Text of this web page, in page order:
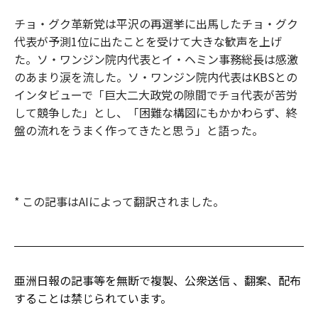
チョ・グク革新党は平沢の再選挙に出馬したチョ・グク
代表が予測1位に出たことを受けて大きな歓声を上げ
た。ソ・ワンジン院内代表とイ・ヘミン事務総長は感激
のあまり涙を流した。ソ・ワンジン院内代表はKBSとの
インタビューで「巨大二大政党の隙間でチョ代表が苦労
して競争した」とし、「困難な構図にもかかわらず、終
盤の流れをうまく作ってきたと思う」と語った。
* この記事はAIによって翻訳されました。
亜洲日報の記事等を無断で複製、公衆送信 、翻案、配布
することは禁じられています。